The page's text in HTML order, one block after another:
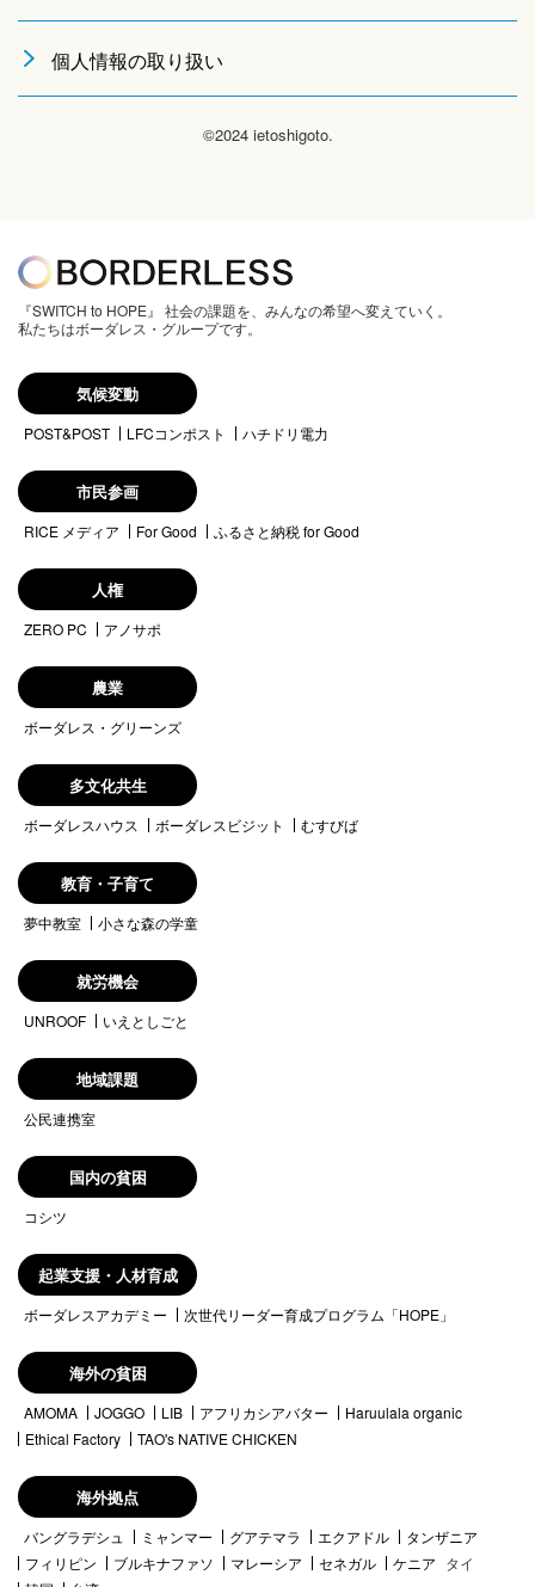
個人情報の取り扱い
©2024 ietoshigoto.
『SWITCH to HOPE』 社会の課題を、みんなの希望へ変えていく。
私たちはボーダレス・グループです。
気候変動
POST&POST LFCコンポスト ハチドリ電力
市民参画
RICE メディア For Good ふるさと納税 for Good
人権
ZERO PC アノサポ
農業
ボーダレス・グリーンズ
多文化共生
ボーダレスハウス ボーダレスビジット むすびば
教育・子育て
夢中教室 小さな森の学童
就労機会
UNROOF いえとしごと
地域課題
公民連携室
国内の貧困
コシツ
起業支援・人材育成
ボーダレスアカデミー 次世代リーダー育成プログラム「HOPE」
海外の貧困
AMOMA JOGGO LIB アフリカシアバター
Haruulala organic
Ethical Factory
TAO's NATIVE CHICKEN
海外拠点
バングラデシュ ミャンマー グアテマラ エクアドル
タンザニア
フィリピン
ブルキナファソ マレーシア セネガル ケニア タイ